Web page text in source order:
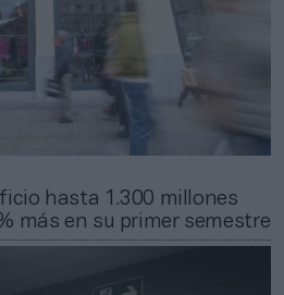
hasta 1.300 millones
más en su primer semestre